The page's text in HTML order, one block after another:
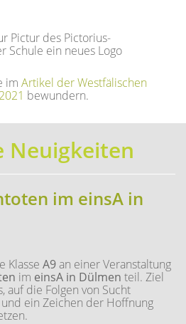
Pictur des Pictorius-
Schule ein neues Logo
im Artikel der Westfälischen
bewundern.
Neuigkeiten
im einsA in
Klasse A9an einer Veranstaltung
im einsA in Dülmen teil. Ziel
auf die Folgen von Sucht
ein Zeichen der Hoffnung